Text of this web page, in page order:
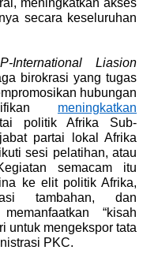
meningkatkan akses
secara keseluruhan
International Liasion
birokrasi yang tugas
hubungan
meningkatkan
politik Afrika Sub-
partai lokal Afrika
sesi pelatihan, atau
semacam itu
ke elit politik Afrika,
tambahan, dan
“kisah
untuk mengekspor tata
PKC.